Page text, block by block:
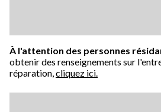
À l'attention des personnes
obtenir des renseignements sur
réparation,cliquez ici.